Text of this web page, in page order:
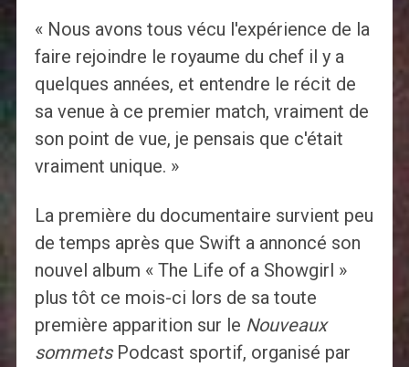
« Nous avons tous vécu l'expérience de la
faire rejoindre le royaume du chef il y a
quelques années, et entendre le récit de
sa venue à ce premier match, vraiment de
son point de vue, je pensais que c'était
vraiment unique. »
La première du documentaire survient peu
de temps après que Swift a annoncé son
nouvel album « The Life of a Showgirl »
plus tôt ce mois-ci lors de sa toute
première apparition sur le Nouveaux
sommetsPodcast sportif, organisé par